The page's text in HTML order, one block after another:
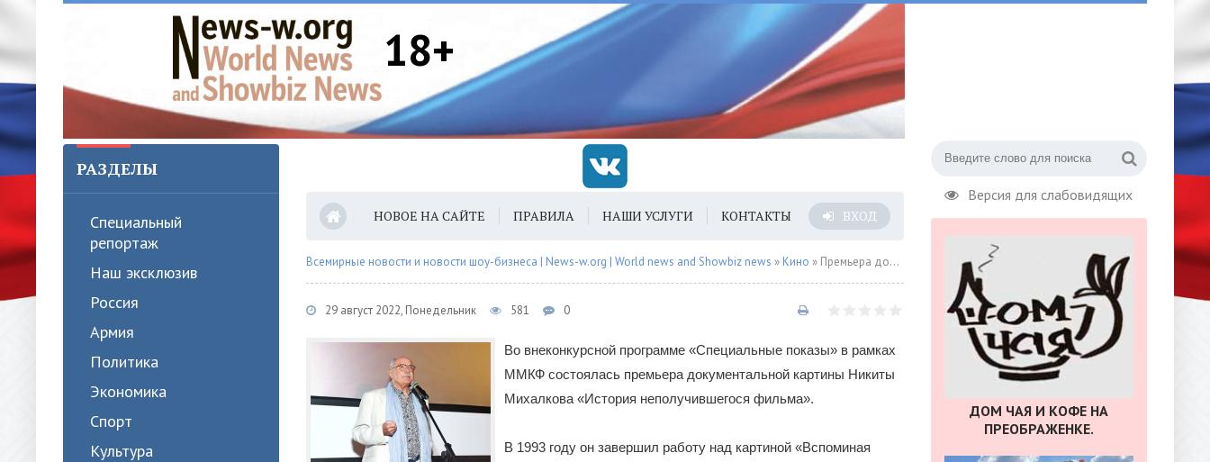
18+
Версия для слабовидящих
РАЗДЕЛЫ
Специальный
репортаж
Наш эксклюзив
Россия
Армия
Политика
Экономика
Спорт
Культура
НОВОЕ НА САЙТЕ ПРАВИЛА НАШИ УСЛУГИ КОНТАКТЫ ВХОД
Всемирные новости и новости шоу-бизнеса | News-w.org | World news and Showbiz news » Кино » Премьера документального проекта Никиты Михалкова «История неполучившегося фильма»
29 август 2022, Понедельник 581 0
Во внеконкурсной программе «Специальные показы» в рамках
ММКФ состоялась премьера документальной картины Никиты
Михалкова «История неполучившегося фильма».
В 1993 году он завершил работу над картиной «Вспоминая
ДОМ ЧАЯ И КОФЕ НА
ПРЕОБРАЖЕНКЕ.